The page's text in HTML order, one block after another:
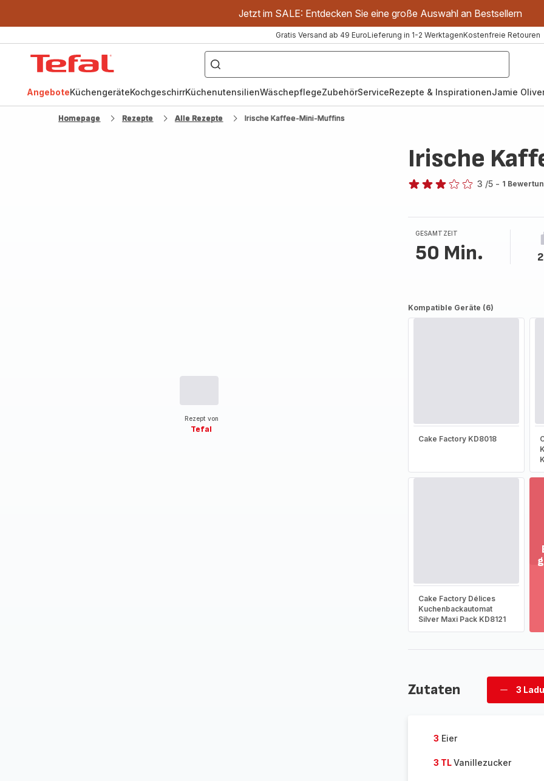
Jetzt im SALE: Entdecken Sie eine große Auswahl an Bestsellern
Gratis Versand ab 49 EuroLieferung in 1-2 WerktagenKostenfreie Retouren
["OptiGrill","Easy
Fry","Pfanne"]
AngeboteKüchengeräteKochgeschirrKüchenutensilienWäschepflegeZubehörServiceRezepte & InspirationenJamie
Homepage Rezepte Alle Rezepte Irische Kaffee-Mini-Muffins
Rezept von
Tefal
Irische
3
Sternen
(Durchschnitt)
3 /5 - 1
GESAMTZEIT
50 Min.
Kompatible Geräte (6)
Cake Factory KD8018
Cake Factory Délices
Kuchenbackautomat
Silver Maxi Pack KD8121
Zutaten
Ladungen
3
3 Eier
3 TLVanillezucker